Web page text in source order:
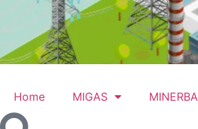
Home MIGAS MINERBA